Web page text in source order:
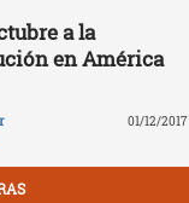
a la
en América
01/12/2017